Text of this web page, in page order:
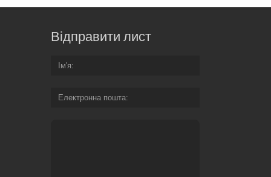
Відправити лист
Ім'я
Електронна пошта